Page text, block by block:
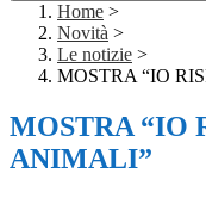
Home >
Novità >
Le notizie >
MOSTRA “IO
MOSTRA “IO
ANIMALI”